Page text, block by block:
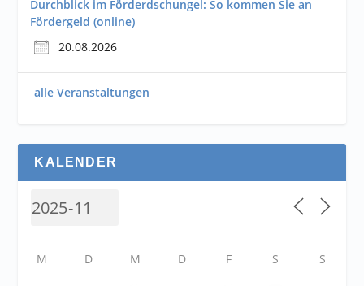
Durchblick im Förderdschungel: So kommen Sie an
Fördergeld (online)
20.08.2026
alle Veranstaltungen
KALENDER
M D M D F S S